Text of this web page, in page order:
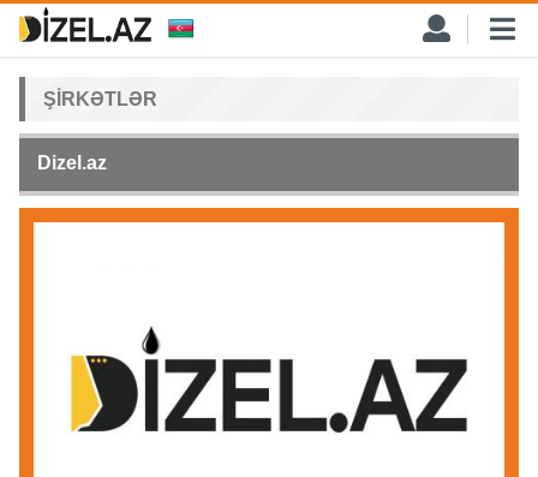
ŞIRKƏTLƏR
Dizel.az